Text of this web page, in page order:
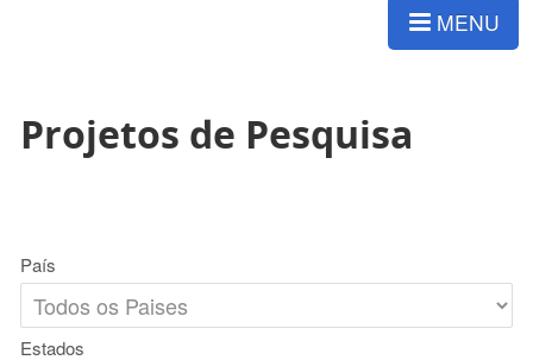
MENU
Projetos de Pesquisa
País
Estados